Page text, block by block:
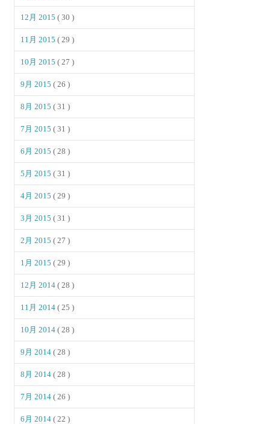
12月 2015( 30 )
11月 2015( 29 )
10月 2015( 27 )
9月 2015( 26 )
8月 2015( 31 )
7月 2015( 31 )
6月 2015( 28 )
5月 2015( 31 )
4月 2015( 29 )
3月 2015( 31 )
2月 2015( 27 )
1月 2015( 29 )
12月 2014( 28 )
11月 2014( 25 )
10月 2014( 28 )
9月 2014( 28 )
8月 2014( 28 )
7月 2014( 26 )
6月 2014( 22 )